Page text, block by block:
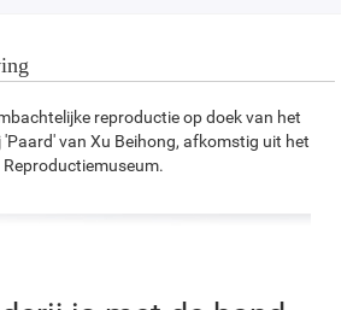
reproductie op doek van het
'Paard' van Xu Beihong, afkomstig uit het
Reproductiemuseum.